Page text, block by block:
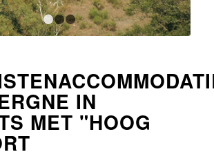
1 2 3
IN
MET "HOOG